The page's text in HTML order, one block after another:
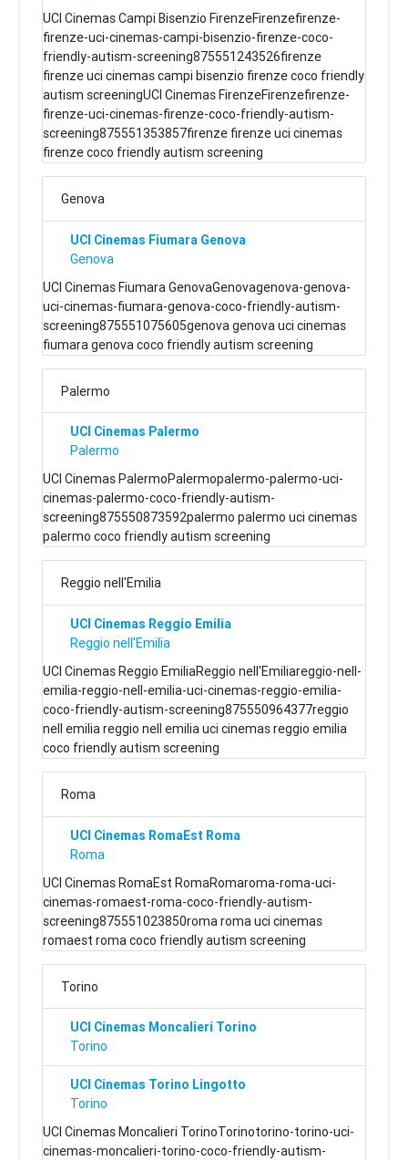
UCI Cinemas Campi Bisenzio FirenzeFirenzefirenze-
firenze-uci-cinemas-campi-bisenzio-firenze-coco-
friendly-autism-screening875551243526firenze
firenze uci cinemas campi bisenzio firenze coco friendly
autism screeningUCI Cinemas FirenzeFirenzefirenze-
firenze-uci-cinemas-firenze-coco-friendly-autism-
screening875551353857firenze firenze uci cinemas
firenze coco friendly autism screening
Genova
UCI Cinemas Fiumara Genova
Genova
UCI Cinemas Fiumara GenovaGenovagenova-genova-
uci-cinemas-fiumara-genova-coco-friendly-autism-
screening875551075605genova genova uci cinemas
fiumara genova coco friendly autism screening
Palermo
UCI Cinemas Palermo
Palermo
UCI Cinemas PalermoPalermopalermo-palermo-uci-
cinemas-palermo-coco-friendly-autism-
screening875550873592palermo palermo uci cinemas
palermo coco friendly autism screening
Reggio nell'Emilia
UCI Cinemas Reggio Emilia
Reggio nell'Emilia
UCI Cinemas Reggio EmiliaReggio nell'Emiliareggio-nell-
emilia-reggio-nell-emilia-uci-cinemas-reggio-emilia-
coco-friendly-autism-screening875550964377reggio
nell emilia reggio nell emilia uci cinemas reggio emilia
coco friendly autism screening
Roma
UCI Cinemas RomaEst Roma
Roma
UCI Cinemas RomaEst RomaRomaroma-roma-uci-
cinemas-romaest-roma-coco-friendly-autism-
screening875551023850roma roma uci cinemas
romaest roma coco friendly autism screening
Torino
UCI Cinemas Moncalieri Torino
Torino
UCI Cinemas Torino Lingotto
Torino
UCI Cinemas Moncalieri TorinoTorinotorino-torino-uci-
cinemas-moncalieri-torino-coco-friendly-autism-